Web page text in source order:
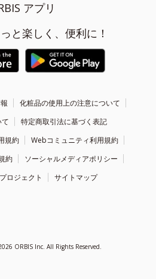
アプリ
と楽しく、便利に！
化粧品の使用上の注意について
特定商取引法に基づく表記
規約
Webコミュニティ利用規約
約
ソーシャルメディアポリシー
ロジェクト
サイトマップ
ORBIS Inc. All Rights Reserved.